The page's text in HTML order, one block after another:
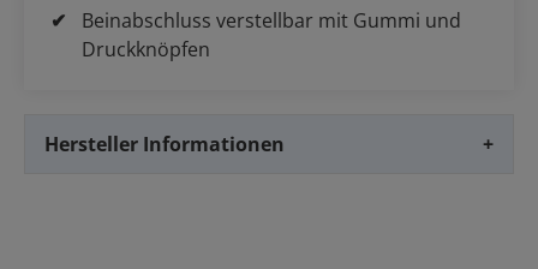
Beinabschluss verstellbar mit Gummi und
Druckknöpfen
Hersteller Informationen +